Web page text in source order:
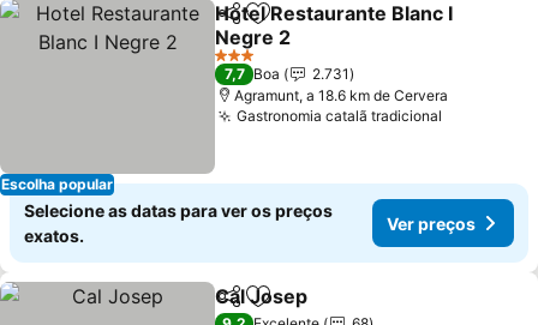
Escolha popular
PartilharAdicionar aos favoritos
Hotel Restaurante Blanc I
Negre 2
Ver preços
3 Estrelas
7,7 Boa
2.731
Agramunt, a 18.6 km de Cervera
Gastronomia catalã tradicional
Selecione as datas para ver os preços
exatos.
Ver preços
PartilharAdicionar aos favoritos
Cal Josep